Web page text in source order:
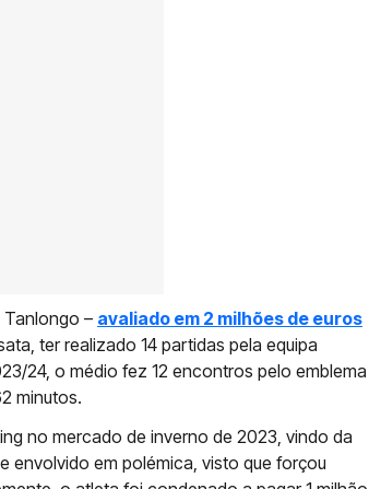
Tanlongo – avaliado em 2 milhões de euros
ter realizado 14 partidas pela equipa
24, o médio fez 12 encontros pelo emblema
minutos.
no mercado de inverno de 2023, vindo da
envolvido em polémica, visto que forçou